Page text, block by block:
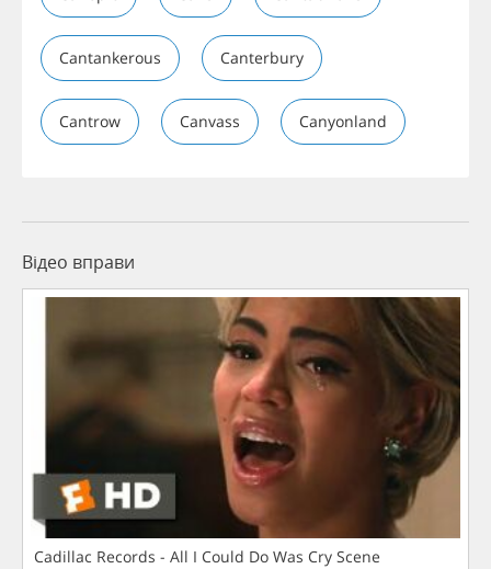
Cantankerous Canterbury
Cantrow Canvass Canyonland
Відео вправи
Cadillac Records - All I Could Do Was Cry Scene